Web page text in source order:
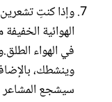
وإذا كنتِ
الهوائية
في الهواء
وينشطك،
سيشجع المشاعر